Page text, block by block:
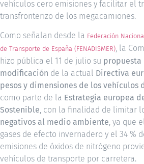
vehículos cero emisiones y facilitar el
transfronterizo de los megacamiones.
Como señalan desde la Federación
de Transporte de España (FENADISMER), la
hizo pública el 11 de julio su propuesta
modificación de la actual Directiva
pesos y dimensiones de los vehículos
como parte de la Estrategia europea
Sostenible, con la finalidad de limitar
negativos al medio ambiente, ya que
gases de efecto invernadero y el 34 %
emisiones de óxidos de nitrógeno
vehículos de transporte por carretera.